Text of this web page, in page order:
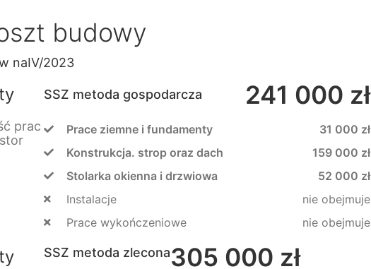
budowy
naIV/2023
prac
SSZ metoda gospodarcza 241 000 zł
Prace ziemne i fundamenty
31 000 zł
Konstrukcja. strop oraz dach
159 000 zł
Stolarka okienna i drzwiowa
52 000 zł
Instalacje
nie obejmuje
Prace wykończeniowe
nie obejmuje
SSZ metoda zlecona305 000 zł